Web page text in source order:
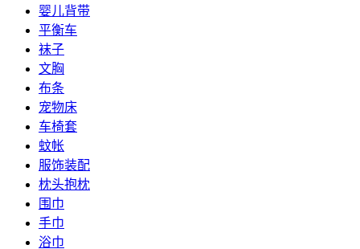
婴儿背带
平衡车
袜子
文胸
布条
宠物床
车椅套
蚊帐
服饰装配
枕头抱枕
围巾
手巾
浴巾